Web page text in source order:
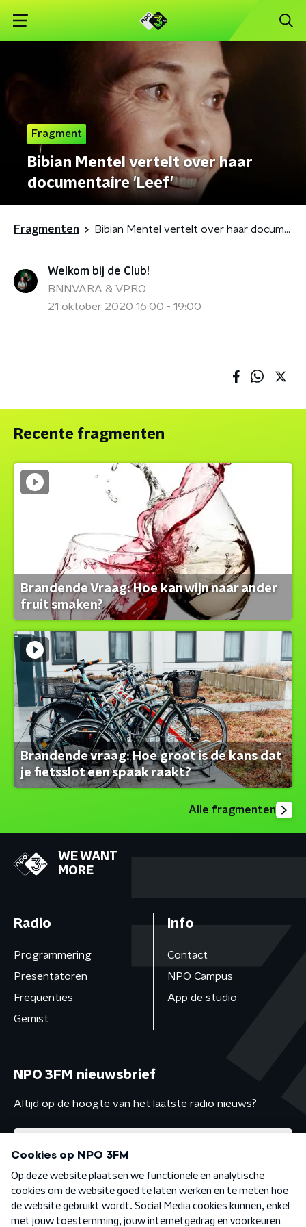
Fragment
Bibian Mentel vertelt over haar
documentaire 'Leef'
Fragmenten Bibian Mentel vertelt over haar documentaire 'Leef'
Welkom bij de Club!
BNNVARA & VPRO
21 oktober 2020 16:00 - 19:00
Recente fragmenten
Brandende Vraag: Hoe kan wijn naar ander
fruit smaken?
Brandende vraag: Hoe groot is de kans dat
je fietsslot een spaak raakt?
Alle fragmenten
WE WANT
MORE
Radio
Programmering
Presentatoren
Frequenties
Gemist
Info
Contact
NPO Campus
App de studio
NPO 3FM nieuwsbrief
Altijd op de hoogte van het laatste radio nieuws?
Algemene voorwaarden Privacybeleid